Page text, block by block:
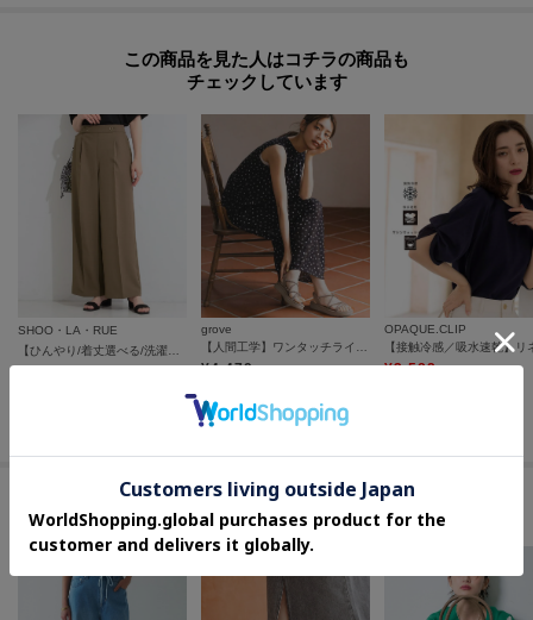
汚れを取りやすくします。靴用ブラシ（毛先が柔らかい天然毛のブラシが便
利です）で表面のホコリや泥を落とします。雨などで濡れたときは乾いたタ
てください。合成・人工皮革はご使用の頻度にかかわらず、時間の経過によっ
て変質（べたつき、亀裂）が生じますが商品の不良ではありません。
この商品を見た人はコチラの商品も
チェックしています
SHOO・LA・RUE
grove
¥4,479
OPAQUE.CLIP
¥3,582
セールアイテムからのおすすめ